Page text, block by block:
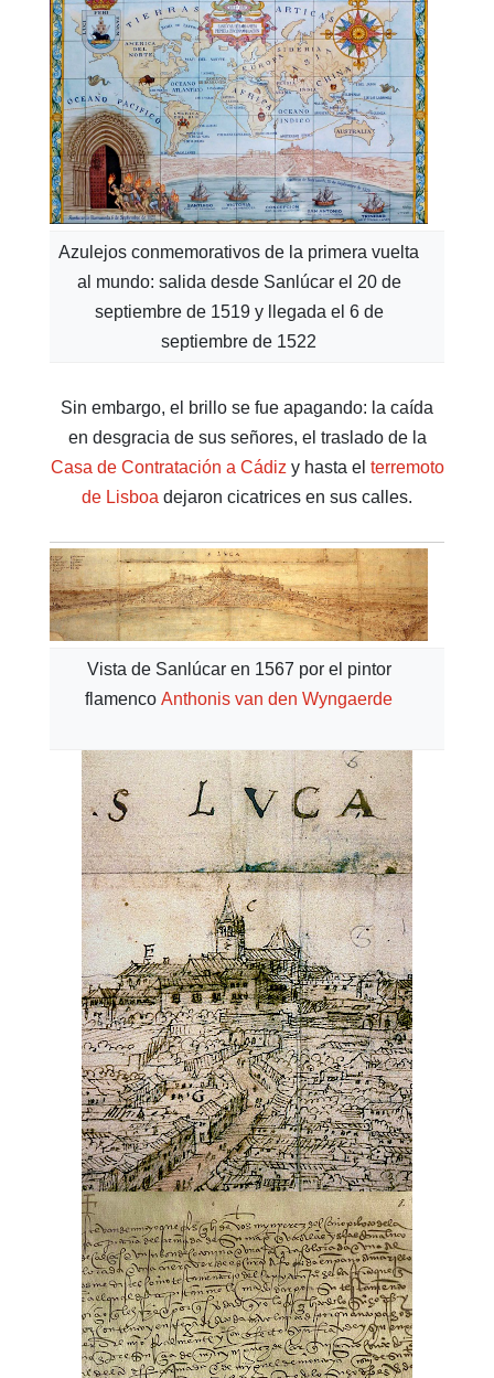
Azulejos conmemorativos de la primera vuelta
al mundo: salida desde Sanlúcar el 20 de
septiembre de 1519 y llegada el 6 de
septiembre de 1522
Sin embargo, el brillo se fue apagando: la caída
en desgracia de sus señores, el traslado de la
Casa de Contratación a Cádiz y hasta el terremoto
de Lisboa dejaron cicatrices en sus calles.
Vista de Sanlúcar en 1567 por el pintor
flamenco Anthonis van den Wyngaerde